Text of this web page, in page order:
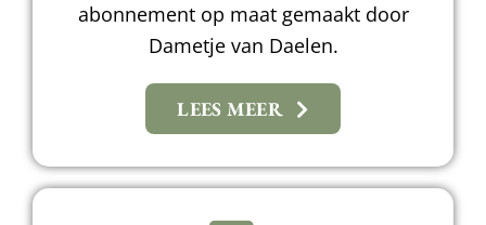
abonnement op maat gemaakt door
Dametje van Daelen.
LEES MEER